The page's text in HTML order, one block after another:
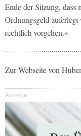
Ende der Sitzung, dass
Ordnungsgeld
rechtlich vorgehen.«
Zur Webseite von
Anzeige